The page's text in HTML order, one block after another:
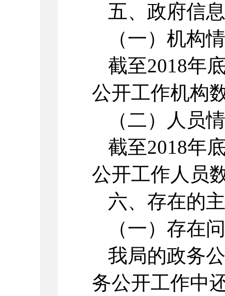
五、政府信
（一）机构
截至2018年
公开工作机构
（二）人员
截至2018年
公开工作人员
六、存在的
（一）存在
我局的政务
务公开工作中